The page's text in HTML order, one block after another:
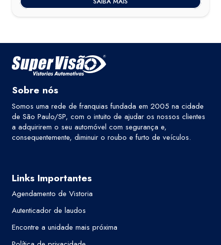
R$400,00.R$379,00.
Sobre nós
Somos uma rede de franquias fundada em 2005 na cidade
de São Paulo/SP, com o intuito de ajudar os nossos clientes
a adquirirem o seu automóvel com segurança e,
consequentemente, diminuir o roubo e furto de veículos.
Links Importantes
Agendamento de Vistoria
Autenticador de laudos
Encontre a unidade mais próxima